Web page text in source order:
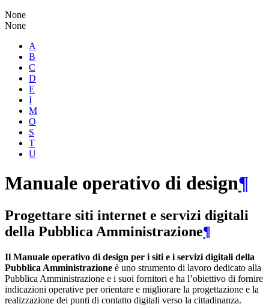
None
None
A
B
C
D
E
I
M
O
S
T
U
Manuale operativo di design¶
Progettare siti internet e servizi digitali
della Pubblica Amministrazione¶
Il Manuale operativo di design per i siti e i servizi digitali della
Pubblica Amministrazione è uno strumento di lavoro dedicato alla
Pubblica Amministrazione e i suoi fornitori e ha l’obiettivo di fornire
indicazioni operative per orientare e migliorare la progettazione e la
realizzazione dei punti di contatto digitali verso la cittadinanza.